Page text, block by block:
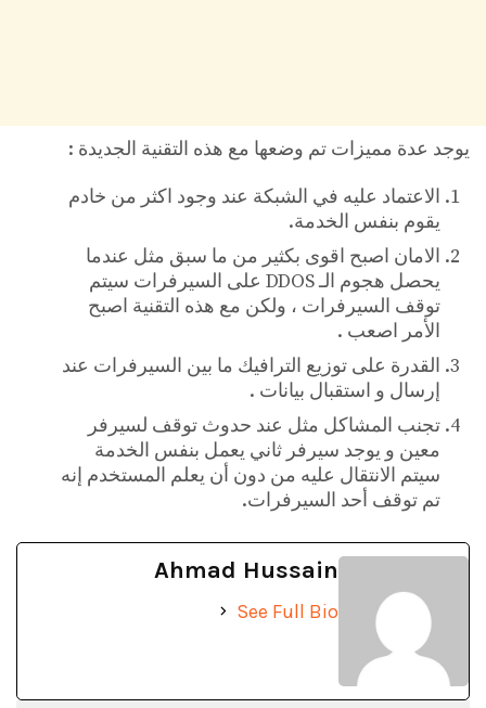
يوجد عدة مميزات تم وضعها مع هذه التقنية الجديدة :
الاعتماد عليه في الشبكة عند وجود اكثر من خادم
يقوم بنفس الخدمة.
الامان اصبح اقوى بكثير من ما سبق مثل عندما
يحصل هجوم الـ DDOS على السيرفرات سيتم
توقف السيرفرات ، ولكن مع هذه التقنية اصبح
الأمر اصعب .
القدرة على توزيع الترافيك ما بين السيرفرات عند
إرسال و استقبال بيانات .
تجنب المشاكل مثل عند حدوث توقف لسيرفر
معين و يوجد سيرفر ثاني يعمل بنفس الخدمة
سيتم الانتقال عليه من دون أن يعلم المستخدم إنه
تم توقف أحد السيرفرات.
Ahmad Hussain
See Full Bio